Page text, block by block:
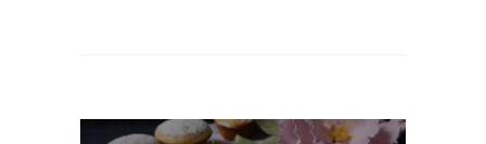
entradas